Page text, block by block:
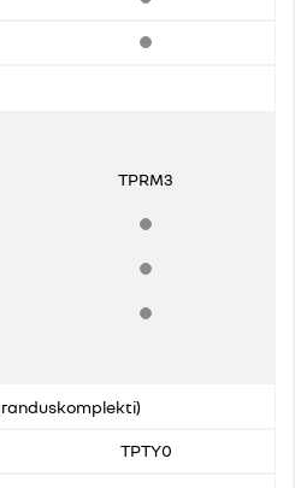
Standardvarustus
Standardvarustus
TPRM3
Standardvarustus
Standardvarustus
Standardvarustus
TPTY0